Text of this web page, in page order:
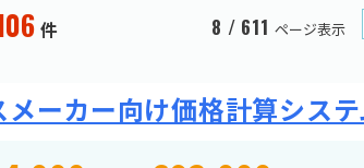
件 8 / 611 ページ表示
ーカー向け価格計算シス